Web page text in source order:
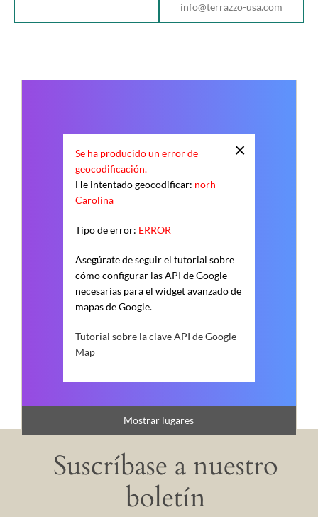
info@terrazzo-usa.com
Mostrar lugares
×
Se ha producido un error de
geocodificación.
He intentado geocodificar: norh
Carolina
Tipo de error: ERROR
Asegúrate de seguir el tutorial sobre
cómo configurar las API de Google
necesarias para el widget avanzado de
mapas de Google.
Tutorial sobre la clave API de Google
Map
Suscríbase a nuestro
boletín